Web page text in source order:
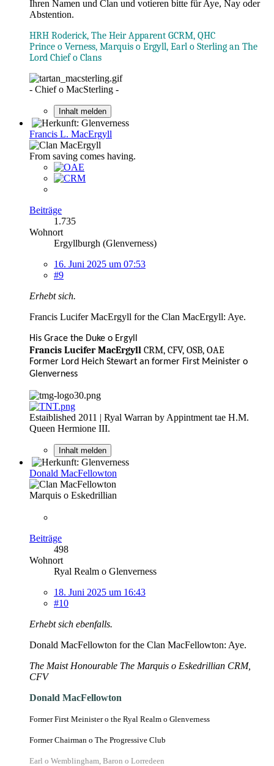
Ihren Namen und Clan und votieren bitte für Aye, Nay oder
Abstention.
HRH Roderick, The Heir Apparent GCRM, QHC
Prince o Verness, Marquis o Ergyll, Earl o Sterling an The
Lord Chief o Clans
- Chief o MacSterling -
Inhalt melden
Francis L. MacErgyll
From saving comes having.
Beiträge
1.735
Wohnort
Ergyllburgh (Glenverness)
16. Juni 2025 um 07:53
#9
Erhebt sich.
Francis Lucifer MacErgyll for the Clan MacErgyll: Aye.
His Grace the Duke o Ergyll
Francis Lucifer MacErgyll CRM, CFV, OSB, OAE
Former Lord Heich Stewart an former First Meinister o
Glenverness
Estaiblished 2011 | Ryal Warran by Appintment tae H.M.
Queen Hermione III.
Inhalt melden
Donald MacFellowton
Marquis o Eskedrillian
Beiträge
498
Wohnort
Ryal Realm o Glenverness
18. Juni 2025 um 16:43
#10
Erhebt sich ebenfalls.
Donald MacFellowton for the Clan MacFellowton: Aye.
The Maist Honourable The Marquis o Eskedrillian CRM,
CFV
Donald MacFellowton
Former First Meinister o the Ryal Realm o Glenverness
Former Chairman o The Progressive Club
Earl o Wemblingham, Baron o Lorredeen